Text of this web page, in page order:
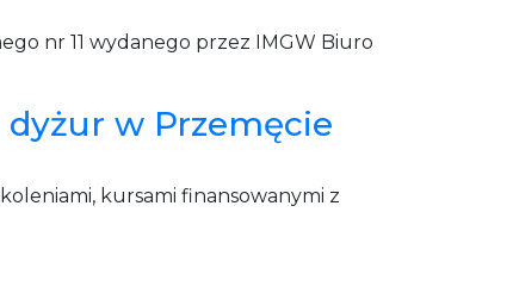
nr 11 wydanego przez IMGW Biuro
w Przemęcie
kursami finansowanymi z